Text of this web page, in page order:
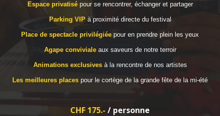
Espace privatisépour se rencontrer, échanger et partager
Parking VIPà proximité directe du festival
Place de spectacle privilégiée pour en prendre plein les yeux
Agape convivialeaux saveurs de notre terroir
Animations exclusivesà la rencontre de nos artistes
Les meilleures places pour le cortège de la grande fête de la mi-été
CHF 175.- / personne